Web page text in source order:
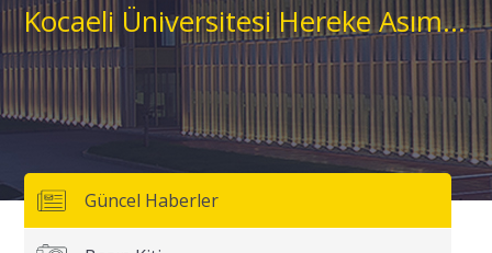
Kocaeli Üniversitesi Hereke Asım Kocabıyık MYO ile sektörel işbirliği protokolü imzaladık
Güncel Haberler
Adınız
Soyadınız